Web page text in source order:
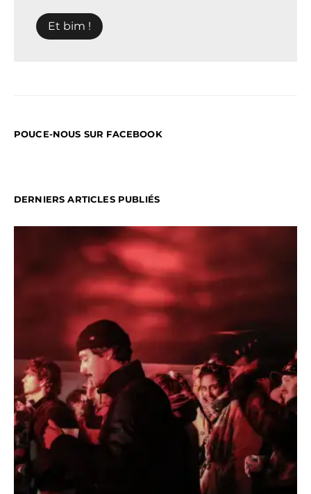
POUCE-NOUS SUR FACEBOOK
DERNIERS ARTICLES PUBLIÉS